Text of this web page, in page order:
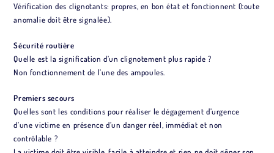
Vérification des clignotants: propres, en bon état et fonctionnent (toute
anomalie doit être signalée).
Sécurité routière
Quelle est la signification d’un clignotement plus rapide ?
Non fonctionnement de l’une des ampoules.
Premiers secours
Quelles sont les conditions pour réaliser le dégagement d’urgence
d’une victime en présence d’un danger réel, immédiat et non
contrôlable ?